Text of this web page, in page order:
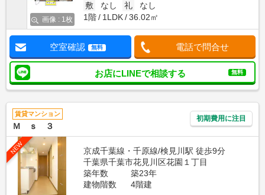
画像 : 1枚
敷
なし 礼
なし
1階
1LDK 36.02㎡
空室確認 無料 電話で問合せ
お店にLINEで相談する 無料
賃貸マンション
Ｍ ｓ ３
初期費用に注目
NEW
京成千葉線・千原線/検見川駅 徒歩9分
千葉県千葉市花見川区花園１丁目
築年数
築23年
建物階数
4階建